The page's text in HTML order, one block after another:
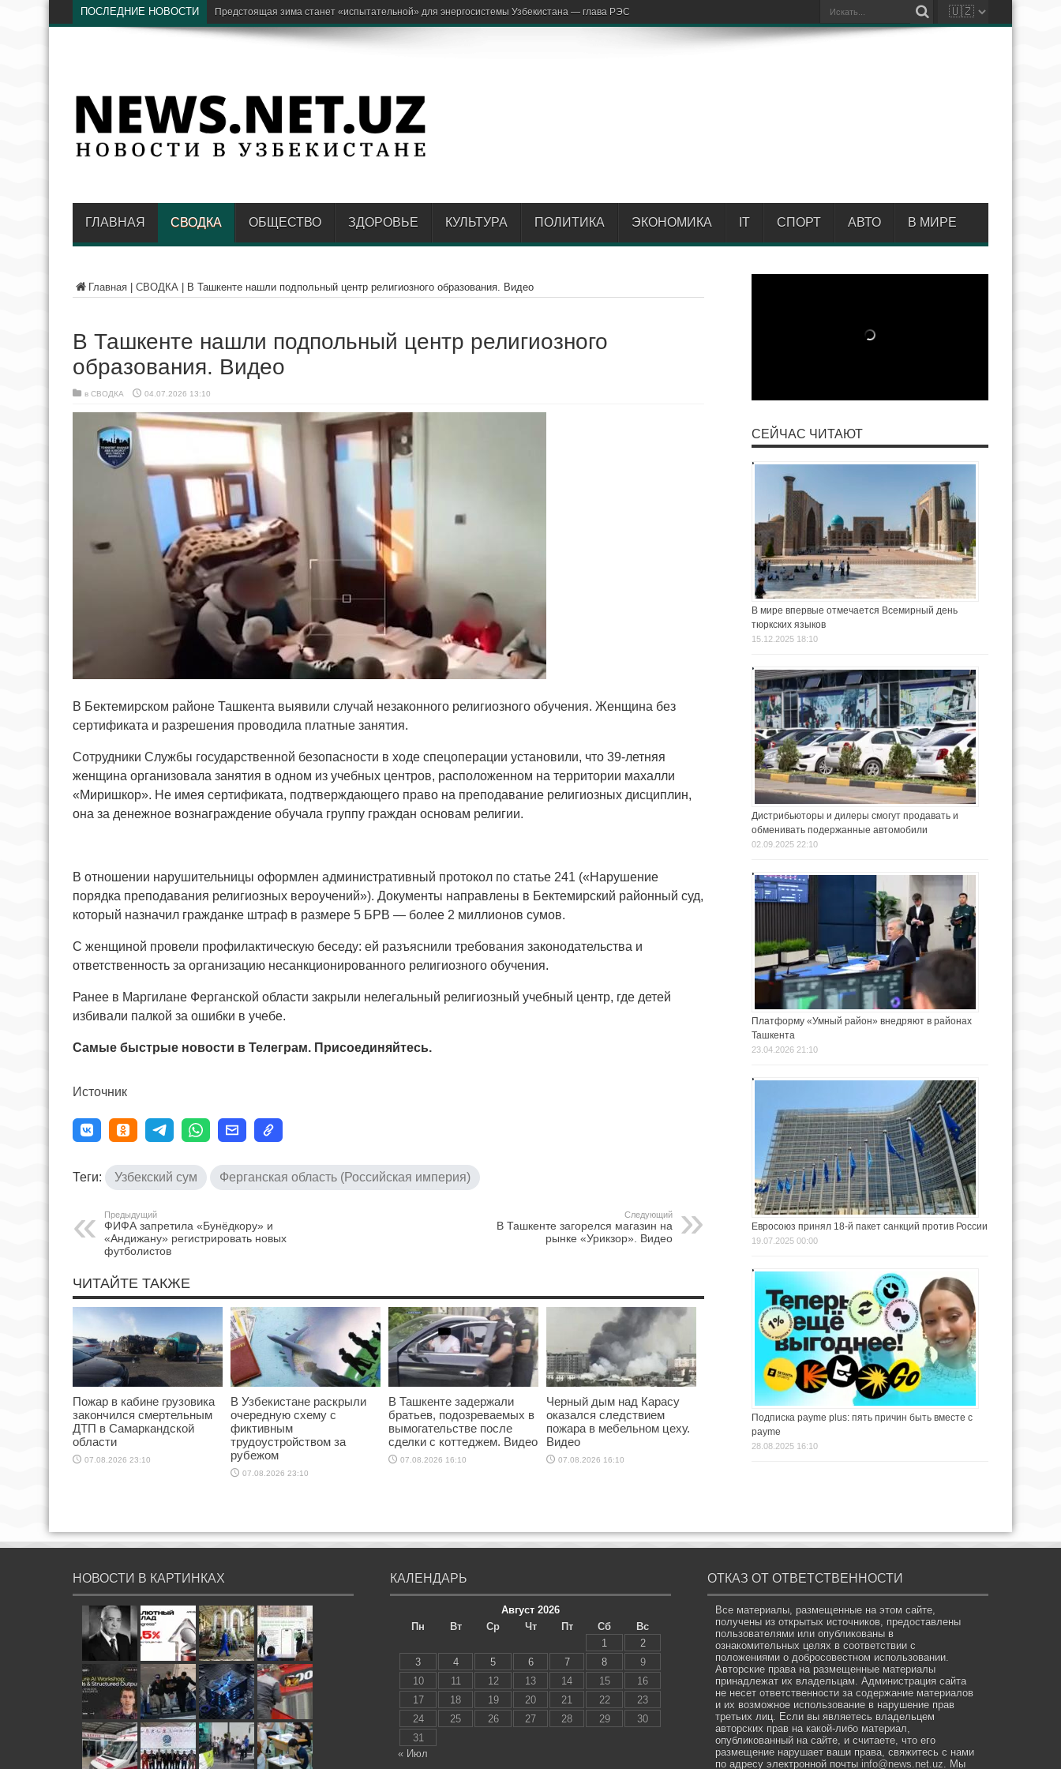
ПОСЛЕДНИЕ НОВОСТИ
ГЛАВНАЯ СВОДКА ОБЩЕСТВО ЗДОРОВЬЕ КУЛЬТУРА ПОЛИТИКА ЭКОНОМИКА IT СПОРТ АВТО В МИРЕ
Главная СВОДКА В Ташкенте нашли подпольный центр религиозного образования. Видео
В Ташкенте нашли подпольный центр религиозного
образования. Видео
в СВОДКА 04.07.2026 13:10
В Бектемирском районе Ташкента выявили случай незаконного религиозного обучения. Женщина без
сертификата и разрешения проводила платные занятия.
Сотрудники Службы государственной безопасности в ходе спецоперации установили, что 39-летняя
женщина организовала занятия в одном из учебных центров, расположенном на территории махалли
«Миришкор». Не имея сертификата, подтверждающего право на преподавание религиозных дисциплин,
она за денежное вознаграждение обучала группу граждан основам религии.
В отношении нарушительницы оформлен административный протокол по статье 241 («Нарушение
порядка преподавания религиозных вероучений»). Документы направлены в Бектемирский районный суд,
который назначил гражданке штраф в размере 5 БРВ — более 2 миллионов сумов.
С женщиной провели профилактическую беседу: ей разъяснили требования законодательства и
ответственность за организацию несанкционированного религиозного обучения.
Ранее в Маргилане Ферганской области закрыли нелегальный религиозный учебный центр, где детей
избивали палкой за ошибки в учебе.
Самые быстрые новости в Телеграм. Присоединяйтесь.
Источник
Теги: Узбекский сум Ферганская область (Российская империя)
Предыдущий
ФИФА запретила «Бунёдкору» и
«Андижану» регистрировать новых
футболистов
Следующий
В Ташкенте загорелся магазин на
рынке «Урикзор». Видео
ЧИТАЙТЕ ТАКЖЕ
Пожар в кабине грузовика
закончился смертельным
ДТП в Самаркандской
области
07.08.2026 23:10
В Узбекистане раскрыли
очередную схему с
фиктивным
трудоустройством за
рубежом
07.08.2026 23:10
В Ташкенте задержали
братьев, подозреваемых в
вымогательстве после
сделки с коттеджем. Видео
07.08.2026 16:10
Черный дым над Карасу
оказался следствием
пожара в мебельном цеху.
Видео
07.08.2026 16:10
СЕЙЧАС ЧИТАЮТ
В мире впервые отмечается Всемирный день
тюркских языков
15.12.2025 18:10
Дистрибьюторы и дилеры смогут продавать и
обменивать подержанные автомобили
02.09.2025 22:10
Платформу «Умный район» внедряют в районах
Ташкента
23.04.2026 21:10
Евросоюз принял 18-й пакет санкций против России
19.07.2025 00:00
Подписка payme plus: пять причин быть вместе с
payme
28.08.2025 16:10
НОВОСТИ В КАРТИНКАХ КАЛЕНДАРЬ
Август 2026
Пн
Вт Ср Чт Пт Сб
Вс
1
2
3
4 5 6 7 8
9
10
11 12 13 14 15
16
17
18 19 20 21 22
23
24
25 26 27 28 29
30
31
« Июл
ОТКАЗ ОТ ОТВЕТСТВЕННОСТИ
Все материалы, размещенные на этом сайте,
получены из открытых источников, предоставлены
пользователями или опубликованы в
ознакомительных целях в соответствии с
положениями о добросовестном использовании.
Авторские права на размещенные материалы
принадлежат их владельцам. Администрация сайта
не несет ответственности за содержание материалов
и их возможное использование в нарушение прав
третьих лиц. Если вы являетесь владельцем
авторских прав на какой-либо материал,
опубликованный на сайте, и считаете, что его
размещение нарушает ваши права, свяжитесь с нами
по адресу электронной почты info@news.net.uz . Мы